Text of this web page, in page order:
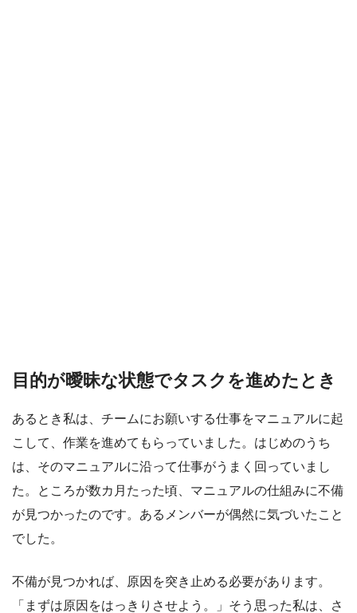
目的が曖昧な状態でタスクを進めたとき
あるとき私は、チームにお願いする仕事をマニュアルに起
こして、作業を進めてもらっていました。はじめのうち
は、そのマニュアルに沿って仕事がうまく回っていまし
た。ところが数カ月たった頃、マニュアルの仕組みに不備
が見つかったのです。あるメンバーが偶然に気づいたこと
でした。
不備が見つかれば、原因を突き止める必要があります。
「まずは原因をはっきりさせよう。」そう思った私は、さ